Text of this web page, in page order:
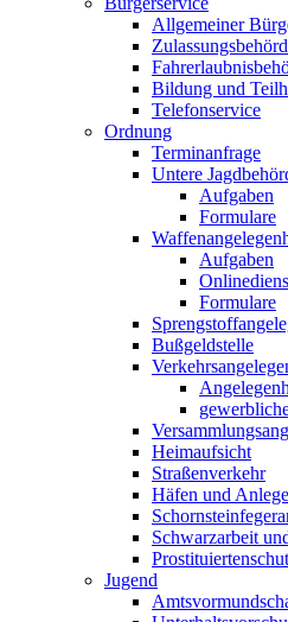
Allgemeiner
Bildung und
Telefonservice
Ordnung
Terminanfrage
Untere
Aufgaben
Formulare
Aufgaben
Formulare
Bußgeldstelle
Heimaufsicht
Straßenverkehr
Häfen und
Schwarzarbeit
Jugend